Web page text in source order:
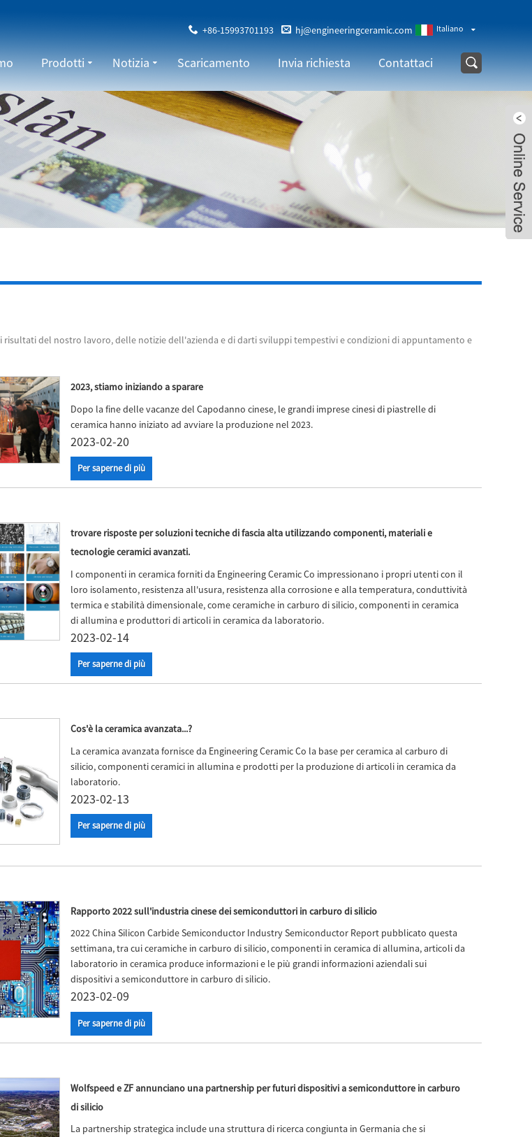
Italiano
+86-15993701193 hj@engineeringceramic.com
Prodotti Notizia Scaricamento Invia richiesta Contattaci
risultati del nostro lavoro, delle notizie dell'azienda e di darti sviluppi tempestivi e condizioni di appuntamento e
2023, stiamo iniziando a sparare
Dopo la fine delle vacanze del Capodanno cinese, le grandi imprese cinesi di piastrelle di
ceramica hanno iniziato ad avviare la produzione nel 2023.
2023-02-20
Per saperne di più
trovare risposte per soluzioni tecniche di fascia alta utilizzando componenti, materiali e
tecnologie ceramici avanzati.
I componenti in ceramica forniti da Engineering Ceramic Co impressionano i propri utenti con il
loro isolamento, resistenza all'usura, resistenza alla corrosione e alla temperatura, conduttività
termica e stabilità dimensionale, come ceramiche in carburo di silicio, componenti in ceramica
di allumina e produttori di articoli in ceramica da laboratorio.
2023-02-14
Per saperne di più
Cos'è la ceramica avanzata...?
La ceramica avanzata fornisce da Engineering Ceramic Co la base per ceramica al carburo di
silicio, componenti ceramici in allumina e prodotti per la produzione di articoli in ceramica da
laboratorio.
2023-02-13
Per saperne di più
Rapporto 2022 sull'industria cinese dei semiconduttori in carburo di silicio
2022 China Silicon Carbide Semiconductor Industry Semiconductor Report pubblicato questa
settimana, tra cui ceramiche in carburo di silicio, componenti in ceramica di allumina, articoli da
laboratorio in ceramica produce informazioni e le più grandi informazioni aziendali sui
dispositivi a semiconduttore in carburo di silicio.
2023-02-09
Per saperne di più
Wolfspeed e ZF annunciano una partnership per futuri dispositivi a semiconduttore in carburo
di silicio
La partnership strategica include una struttura di ricerca congiunta in Germania che si